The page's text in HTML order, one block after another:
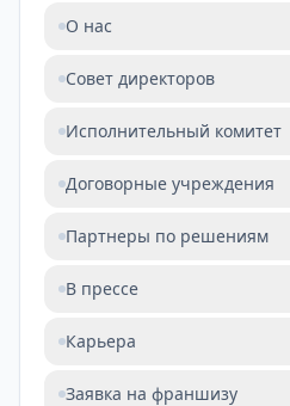
О нас
Совет директоров
Исполнительный комитет
Договорные учреждения
Партнеры по решениям
В прессе
Карьера
Заявка на франшизу